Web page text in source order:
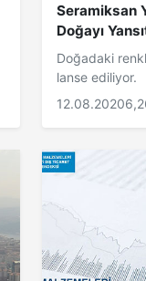
Seramiksan
Doğayı
Doğadaki
lanse ediliyor.
12.08.2020